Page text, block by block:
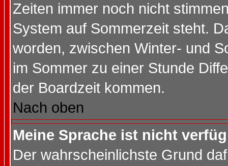
Zeiten immer noch nicht
System auf Sommerzeit steht.
worden, zwischen Winter- und
im Sommer zu einer Stunde
der Boardzeit kommen.
Nach oben
Meine Sprache ist nicht
Der wahrscheinlichste Grund